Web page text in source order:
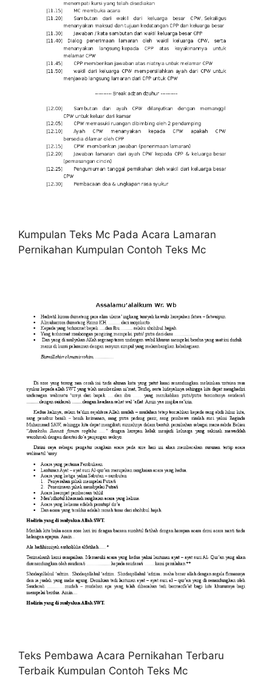
Kumpulan Teks Mc Pada Acara Lamaran
Pernikahan Kumpulan Contoh Teks Mc
Teks Pembawa Acara Pernikahan Terbaru
Terbaik Kumpulan Contoh Teks Mc